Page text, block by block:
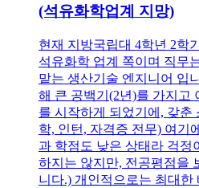
(석유화학업계 지망)
현재 지방국립대 4학년 2학
석유화학 업계 쪽이며 직무
맡는 생산기술 엔지니어 입
해 큰 공백기(2년)를 가지고
를 시작하게 되었기에, 갖춘
학, 인턴, 자격증 전무) 여기
과 학점도 낮은 상태라 걱정
하지는 않지만, 전공평점을
니다.) 개인적으로는 최대한